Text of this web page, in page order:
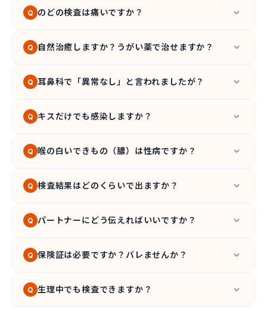
Q のどの検査は痛いですか？
ほとんどなく、数分で終わります。
Q 自然治癒しますか？うがい薬で治せますか？
のど飴で一時的にスッキリしても、原因の菌は消
染原因になります。
Q 耳鼻科で「異常なし」と言われましたが？
が多いため、見た目に異常がなくても
る場合は性感染症専門の検査をおすすめします。
Q キスだけでも感染しますか？
淋菌・クラミジアの感染リスクがあります。お互
Q 喉の白いできもの（膿）は性病ですか？
能性もあります。見た目だけの区別は専門医でも
Q 検査結果はどのくらいで出ますか？
ため、結果を聞くための来院は不要です。
Q パートナーにどう伝えればいいですか？
いる可能性が高いです。ピンポン感染を防ぐた
おすすめします。
Q 保険証は必要ですか？バレませんか？
険組合からの「医療費のお知らせ」も届かないの
Q 生理中でも検査できますか？